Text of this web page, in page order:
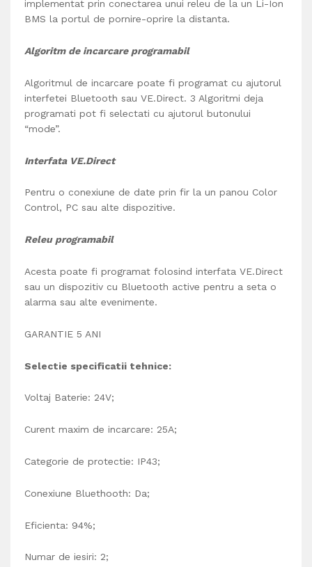
implementat prin conectarea unui releu de la un Li-Ion
BMS la portul de pornire-oprire la distanta.
Algoritm de incarcare programabil
Algoritmul de incarcare poate fi programat cu ajutorul
interfetei Bluetooth sau VE.Direct. 3 Algoritmi deja
programati pot fi selectati cu ajutorul butonului
“mode”.
Interfata VE.Direct
Pentru o conexiune de date prin fir la un panou Color
Control, PC sau alte dispozitive.
Releu programabil
Acesta poate fi programat folosind interfata VE.Direct
sau un dispozitiv cu Bluetooth active pentru a seta o
alarma sau alte evenimente.
GARANTIE 5 ANI
Selectie specificatii tehnice:
Voltaj Baterie: 24V;
Curent maxim de incarcare: 25A;
Categorie de protectie: IP43;
Conexiune Bluethooth: Da;
Eficienta: 94%;
Numar de iesiri: 2;